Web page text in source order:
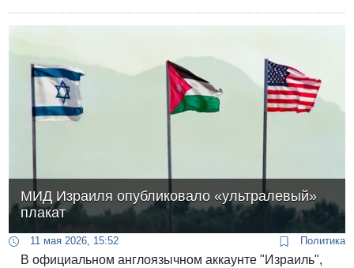
МИД Израиля опубликовало «ультралевый»
плакат
11 мая 2026, 15:52 Политика
В официальном англоязычном аккаунте "Израиль",